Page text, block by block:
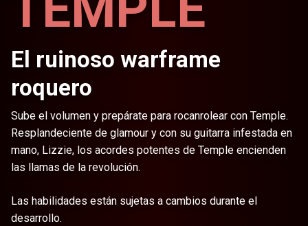
El ruinoso warframe
roquero
Sube el volumen y prepárate para rocanrolear con Temple.
Resplandeciente de glamour y con su guitarra infestada en
mano, Lizzie, los acordes potentes de Temple encienden
las llamas de la revolución.
Las habilidades están sujetas a cambios durante el
desarrollo.